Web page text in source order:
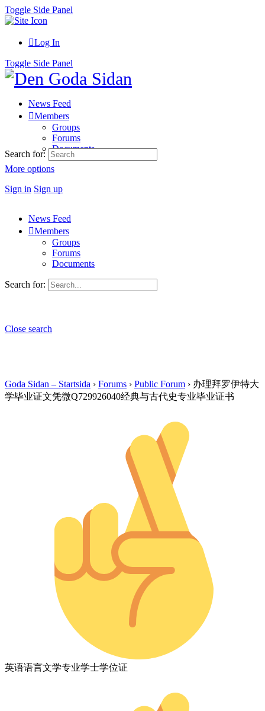
Toggle Side Panel
Log In
Toggle Side Panel
News Feed
Members
Groups
Forums
Documents
More options
Sign in Sign up
Search for:
News Feed
Members
Groups
Forums
Documents
Search for:
Close search
Goda Sidan – Startsida › Forums › Public Forum › 办理拜罗伊特大
学毕业证文凭微Q729926040经典与古代史专业毕业证书
英语语言文学专业学士学位证